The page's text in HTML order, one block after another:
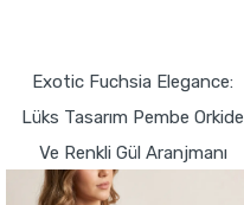
Exotic Fuchsia Elegance:
Lüks Tasarım Pembe Orkide
Ve Renkli Gül Aranjmanı